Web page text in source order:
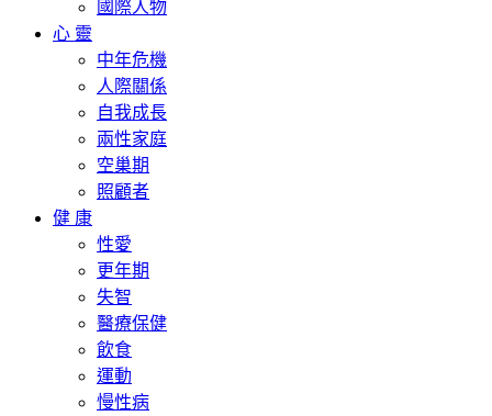
國際人物
心 靈
中年危機
人際關係
自我成長
兩性家庭
空巢期
照顧者
健 康
性愛
更年期
失智
醫療保健
飲食
運動
慢性病